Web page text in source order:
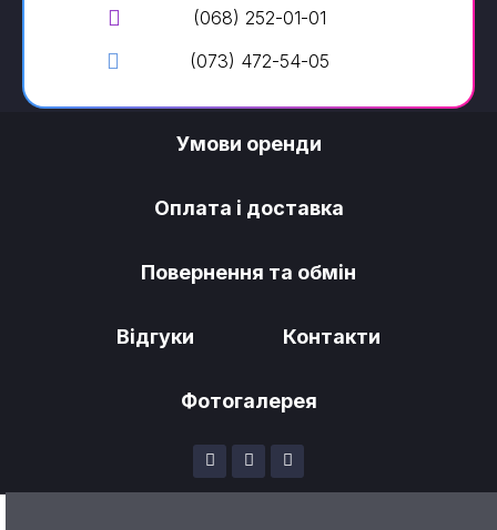
(068) 252-01-01
(073) 472-54-05
Умови оренди
Оплата і доставка
Повернення та обмін
Відгуки Контакти
Фотогалерея